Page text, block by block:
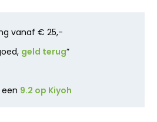
vanaf € 25,-
geld terug”
9.2 op Kiyoh